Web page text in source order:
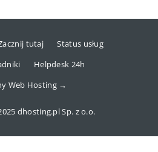
tutaj
Status usług
Helpdesk 24h
Web Hosting →
dhosting.pl Sp. z o.o.